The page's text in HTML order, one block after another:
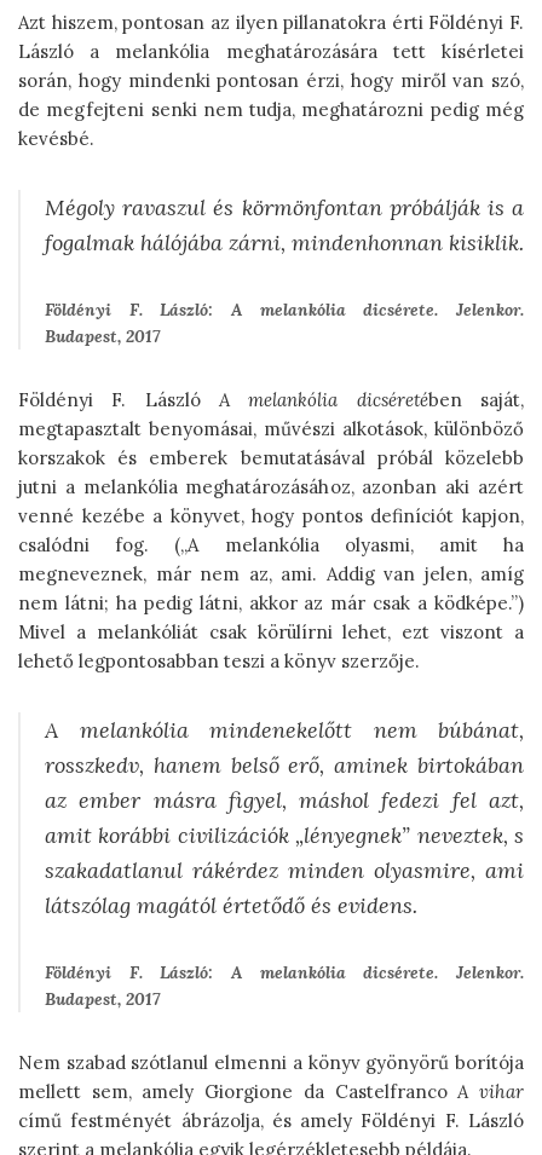
Azt hiszem, pontosan az ilyen pillanatokra érti Földényi F.
László a melankólia meghatározására tett kísérletei
során, hogy mindenki pontosan érzi, hogy miről van szó,
de megfejteni senki nem tudja, meghatározni pedig még
kevésbé.
Mégoly ravaszul és körmönfontan próbálják is a
fogalmak hálójába zárni, mindenhonnan kisiklik.
Földényi F. László: A melankólia dicsérete. Jelenkor.
Budapest, 2017
Földényi F. László A melankólia dicséretében saját,
megtapasztalt benyomásai, művészi alkotások, különböző
korszakok és emberek bemutatásával próbál közelebb
jutni a melankólia meghatározásához, azonban aki azért
venné kezébe a könyvet, hogy pontos definíciót kapjon,
csalódni fog. („A melankólia olyasmi, amit ha
megneveznek, már nem az, ami. Addig van jelen, amíg
nem látni; ha pedig látni, akkor az már csak a ködképe.”)
Mivel a melankóliát csak körülírni lehet, ezt viszont a
lehető legpontosabban teszi a könyv szerzője.
A melankólia mindenekelőtt nem búbánat,
rosszkedv, hanem belső erő, aminek birtokában
az ember másra figyel, máshol fedezi fel azt,
amit korábbi civilizációk „lényegnek” neveztek, s
szakadatlanul rákérdez minden olyasmire, ami
látszólag magától értetődő és evidens.
Földényi F. László: A melankólia dicsérete. Jelenkor.
Budapest, 2017
Nem szabad szótlanul elmenni a könyv gyönyörű borítója
mellett sem, amely Giorgione da CastelfrancoA vihar
című festményét ábrázolja, és amely Földényi F. László
szerint a melankólia egyik legérzékletesebb példája.